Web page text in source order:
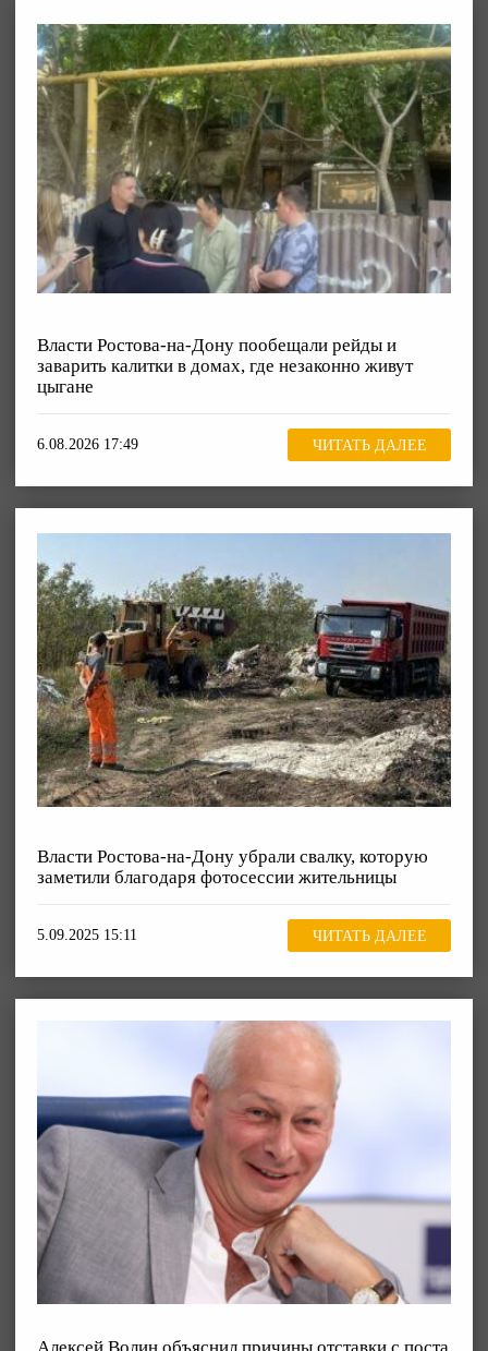
Власти Ростова-на-Дону пообещали рейды и
заварить калитки в домах, где незаконно живут
цыгане
6.08.2026 17:49 ЧИТАТЬ ДАЛЕЕ
Власти Ростова-на-Дону убрали свалку, которую
заметили благодаря фотосессии жительницы
5.09.2025 15:11 ЧИТАТЬ ДАЛЕЕ